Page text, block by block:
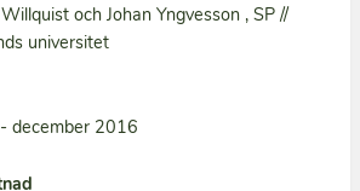
och Johan Yngvesson , SP //
universitet
december 2016